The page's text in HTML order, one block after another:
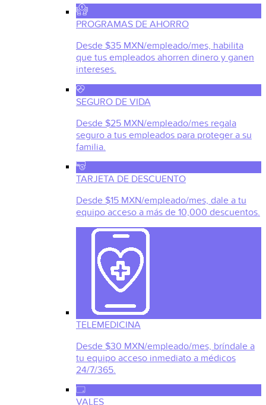
PROGRAMAS DE AHORRO
Desde $35 MXN/empleado/mes, habilita
que tus empleados ahorren dinero y ganen
intereses.
SEGURO DE VIDA
Desde $25 MXN/empleado/mes regala
seguro a tus empleados para proteger a su
familia.
TARJETA DE DESCUENTO
Desde $15 MXN/empleado/mes, dale a tu
equipo acceso a más de 10,000 descuentos.
TELEMEDICINA
Desde $30 MXN/empleado/mes, bríndale a
tu equipo acceso inmediato a médicos
24/7/365.
VALES